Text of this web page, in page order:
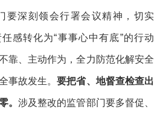
要深刻领会行署会议精神，切实
任感转化为“事事心中有底”的行动
靠、主动作为，全力防范化解安全
事故发生。要把省、地督查检查出
。 涉及整改的监管部门要多督促、